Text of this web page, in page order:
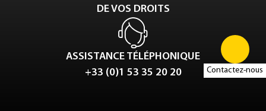
Contactez-nous
DE VOS DROITS
ASSISTANCE TÉLÉPHONIQUE
+33 (0)1 53 35 20 20